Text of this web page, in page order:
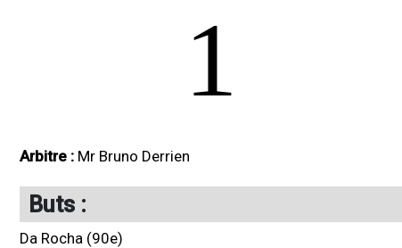
1
Arbitre : Mr Bruno Derrien
Buts :
Da Rocha (90e)